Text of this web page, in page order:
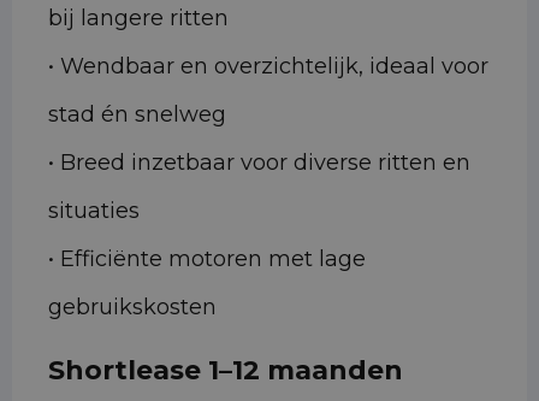
bij langere ritten
• Wendbaar en overzichtelijk, ideaal voor
stad én snelweg
• Breed inzetbaar voor diverse ritten en
situaties
• Efficiënte motoren met lage
gebruikskosten
Shortlease 1–12 maanden